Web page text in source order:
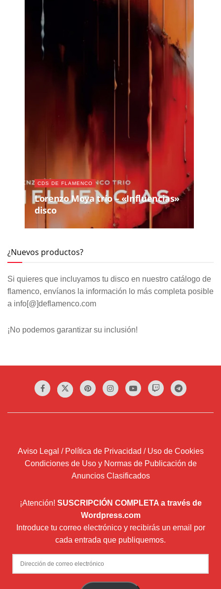
CDS DE FLAMENCO
Lorenzo Moya trío – «Influencias»
disco
¿Nuevos productos?
Si quieres que incluyamos tu disco en nuestro catálogo de
flamenco, envíanos la información lo más completa posible
a info[@]deflamenco.com
¡No podemos garantizar su inclusión!
Aviso Legal / Política de Privacidad / Uso de Cookies
Condiciones de Uso y Normas de Publicación de
Anuncios Clasificados
¡Atención! SUSCRIPCIÓN COMPLETA a través de
Wordpress.com
Introduce tu correo electrónico y recibirás un email por
cada entrada que publiquemos.
Dirección
de